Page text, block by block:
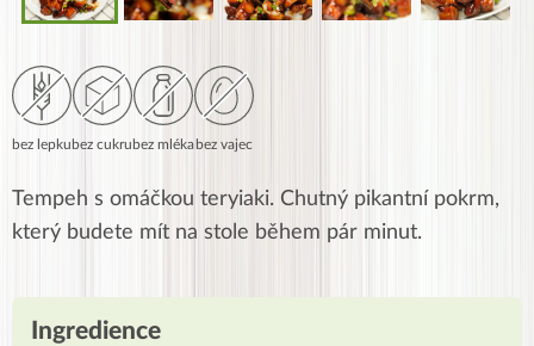
bez lepkubez cukrubez mlékabez vajec
Tempeh s omáčkou teryiaki. Chutný pikantní pokrm,
který budete mít na stole během pár minut.
Ingredience